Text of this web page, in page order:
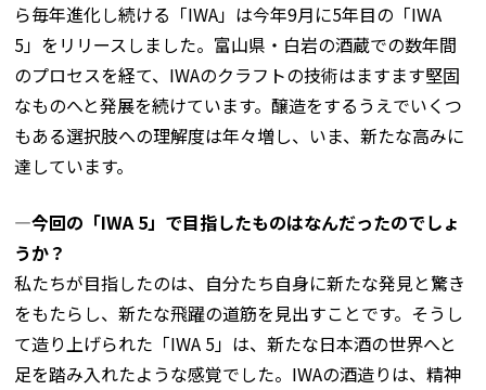
ら毎年進化し続ける「IWA」は今年9月に5年目の「IWA
5」をリリースしました。富山県・白岩の酒蔵での数年間
のプロセスを経て、IWAのクラフトの技術はますます堅固
なものへと発展を続けています。醸造をするうえでいくつ
もある選択肢への理解度は年々増し、いま、新たな高みに
達しています。
―今回の「IWA 5」で目指したものはなんだったのでしょ
うか？
私たちが目指したのは、自分たち自身に新たな発見と驚き
をもたらし、新たな飛躍の道筋を見出すことです。そうし
て造り上げられた「IWA 5」は、新たな日本酒の世界へと
足を踏み入れたような感覚でした。IWAの酒造りは、精神